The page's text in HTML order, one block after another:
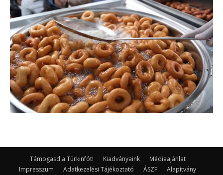
Támogasd a Türkinfót! Kiadványaink
Médiaajánlat
Impresszum
Adatkezelési Tájékoztató ÁSZF
Alapítvány